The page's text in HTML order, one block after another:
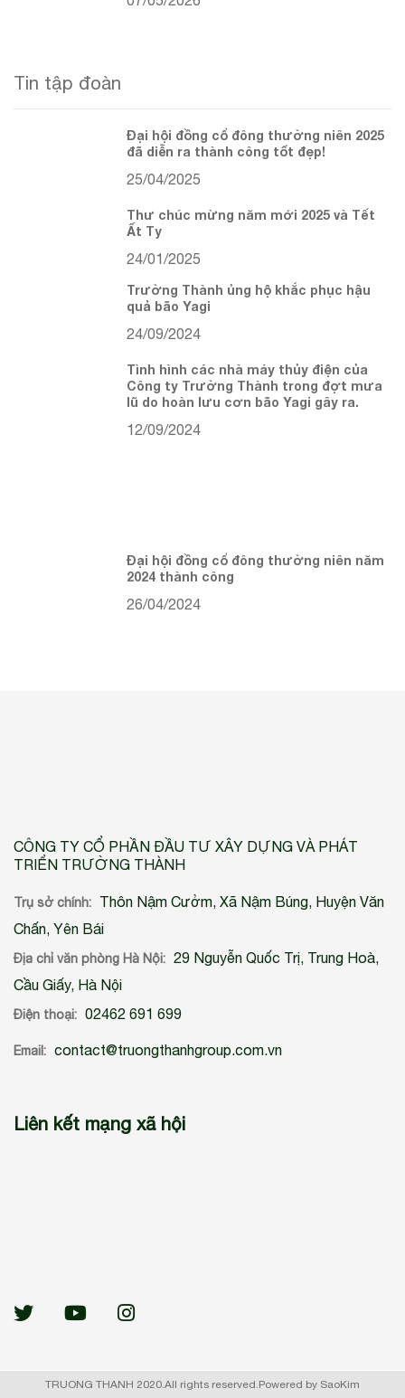
Tin tập đoàn
Đại hội đồng cổ đông thường niên 2025
đã diễn ra thành công tốt đẹp!
25/04/2025
Thư chúc mừng năm mới 2025 và Tết
Ất Tỵ
24/01/2025
Trường Thành ủng hộ khắc phục hậu
quả bão Yagi
24/09/2024
Tình hình các nhà máy thủy điện của
Công ty Trường Thành trong đợt mưa
lũ do hoàn lưu cơn bão Yagi gây ra.
12/09/2024
Đại hội đồng cổ đông thường niên năm
2024 thành công
26/04/2024
CÔNG TY CỔ PHẦN ĐẦU TƯ XÂY DỰNG VÀ PHÁT
TRIỂN TRƯỜNG THÀNH
Trụ sở chính:
Thôn Nậm Cưởm, Xã Nậm Búng, Huyện Văn
Chấn, Yên Bái
Địa chỉ văn phòng Hà Nội: 29 Nguyễn Quốc Trị, Trung Hoà,
Cầu Giấy, Hà Nội
Điện thoại: 02462 691 699
Email: contact@truongthanhgroup.com.vn
Liên kết mạng xã hội
TRUONG THANH 2020.All rights reserved.Powered by SaoKim